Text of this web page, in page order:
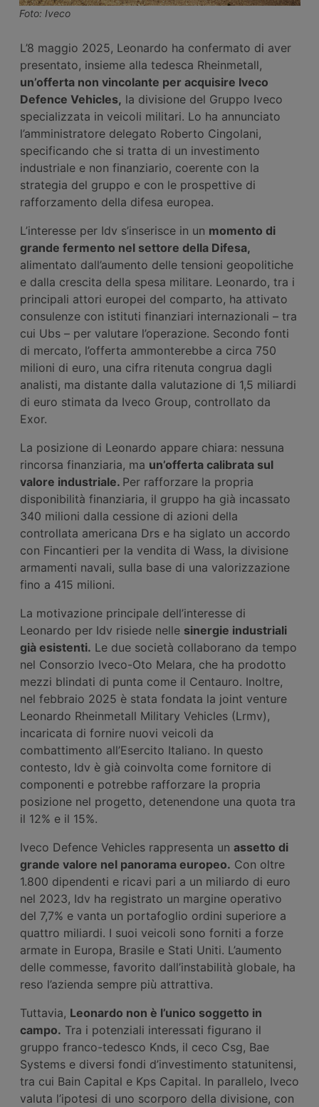
Foto: Iveco
L’8 maggio 2025, Leonardo ha confermato di aver
presentato, insieme alla tedesca Rheinmetall,
un’offerta non vincolante per acquisire Iveco
Defence Vehicles, la divisione del Gruppo Iveco
specializzata in veicoli militari. Lo ha annunciato
l’amministratore delegato Roberto Cingolani,
specificando che si tratta di un investimento
industriale e non finanziario, coerente con la
strategia del gruppo e con le prospettive di
rafforzamento della difesa europea.
L’interesse per Idv s’inserisce in un momento di
grande fermento nel settore della Difesa,
alimentato dall’aumento delle tensioni geopolitiche
e dalla crescita della spesa militare. Leonardo, tra i
principali attori europei del comparto, ha attivato
consulenze con istituti finanziari internazionali – tra
cui Ubs – per valutare l’operazione. Secondo fonti
di mercato, l’offerta ammonterebbe a circa 750
milioni di euro, una cifra ritenuta congrua dagli
analisti, ma distante dalla valutazione di 1,5 miliardi
di euro stimata da Iveco Group, controllato da
Exor.
La posizione di Leonardo appare chiara: nessuna
rincorsa finanziaria, ma un’offerta calibrata sul
valore industriale. Per rafforzare la propria
disponibilità finanziaria, il gruppo ha già incassato
340 milioni dalla cessione di azioni della
controllata americana Drs e ha siglato un accordo
con Fincantieri per la vendita di Wass, la divisione
armamenti navali, sulla base di una valorizzazione
fino a 415 milioni.
La motivazione principale dell’interesse di
Leonardo per Idv risiede nelle sinergie industriali
già esistenti. Le due società collaborano da tempo
nel Consorzio Iveco-Oto Melara, che ha prodotto
mezzi blindati di punta come il Centauro. Inoltre,
nel febbraio 2025 è stata fondata la joint venture
Leonardo Rheinmetall Military Vehicles (Lrmv),
incaricata di fornire nuovi veicoli da
combattimento all’Esercito Italiano. In questo
contesto, Idv è già coinvolta come fornitore di
componenti e potrebbe rafforzare la propria
posizione nel progetto, detenendone una quota tra
il 12% e il 15%.
Iveco Defence Vehicles rappresenta un assetto di
grande valore nel panorama europeo. Con oltre
1.800 dipendenti e ricavi pari a un miliardo di euro
nel 2023, Idv ha registrato un margine operativo
del 7,7% e vanta un portafoglio ordini superiore a
quattro miliardi. I suoi veicoli sono forniti a forze
armate in Europa, Brasile e Stati Uniti. L’aumento
delle commesse, favorito dall’instabilità globale, ha
reso l’azienda sempre più attrattiva.
Tuttavia, Leonardo non è l’unico soggetto in
campo. Tra i potenziali interessati figurano il
gruppo franco-tedesco Knds, il ceco Csg, Bae
Systems e diversi fondi d’investimento statunitensi,
tra cui Bain Capital e Kps Capital. In parallelo, Iveco
valuta l’ipotesi di uno scorporo della divisione, con